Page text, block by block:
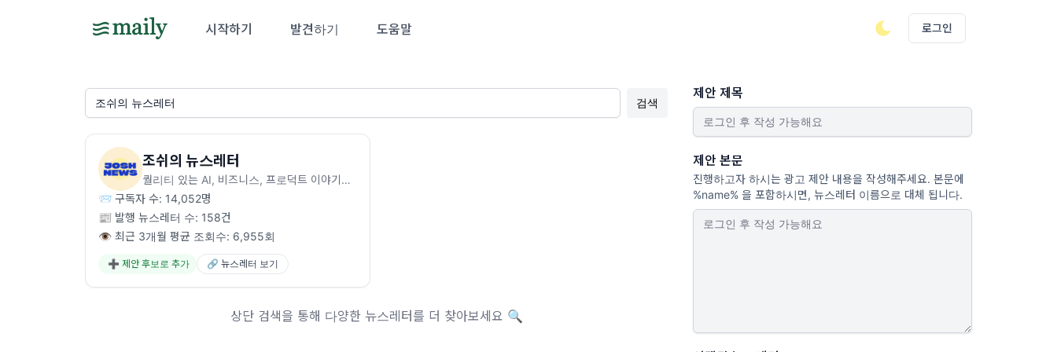
시작하기 발견하기 도움말 로그인
조쉬의 뉴스레터
퀄리티 있는 AI, 비즈니스, 프로덕트 이야기를
들려드려요.
📨 구독자 수: 14,052명
📰 발행 뉴스레터 수: 158건
👁️ 최근 3개월 평균 조회수: 6,955회
➕ 제안 후보로 추가 🔗 뉴스레터 보기
상단 검색을 통해 다양한 뉴스레터를 더 찾아보세요 🔍
제안 제목
제안 본문
진행하고자 하시는 광고 제안 내용을 작성해주세요. 본문에
%name% 을 포함하시면, 뉴스레터 이름으로 대체 됩니다.